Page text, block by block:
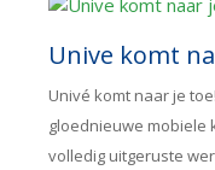
Unive komt
Univé komt naar je
gloednieuwe mobiele
volledig uitgeruste